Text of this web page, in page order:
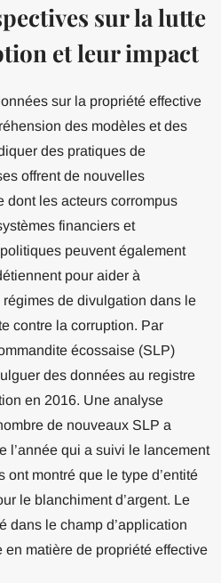
sur la lutte
et leur impact
sur la propriété effective
des modèles et des
des pratiques de
offrent de nouvelles
dont les acteurs corrompus
financiers et
peuvent également
pour aider à
régimes de divulgation dans le
contre la corruption. Par
écossaise (SLP)
des données au registre
en 2016. Une analyse
de nouveaux SLP a
l’année qui a suivi le lancement
ont montré que le type d’entité
le blanchiment d’argent. Le
dans le champ d’application
matière de propriété effective